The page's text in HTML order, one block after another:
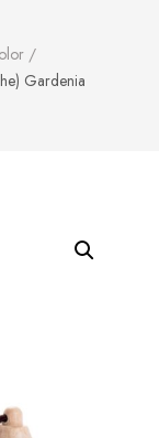
/
Gardenia